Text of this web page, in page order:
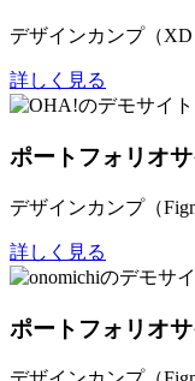
デザインカンプ（
詳しく見る
ポートフォリオサ
デザインカンプ（
詳しく見る
ポートフォリオサ